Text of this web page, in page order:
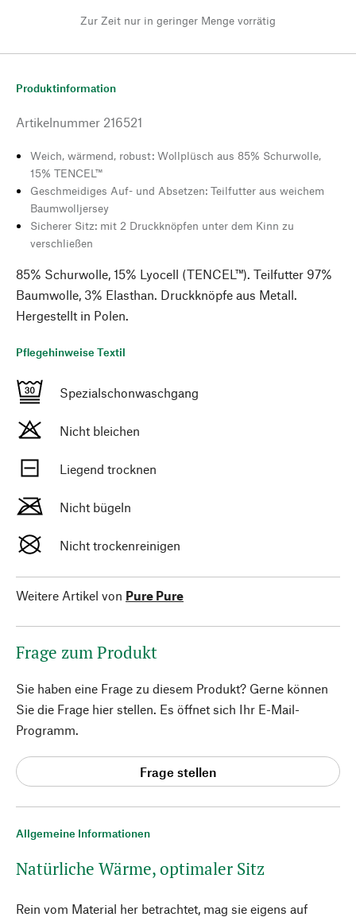
Zur Zeit nur in geringer Menge vorrätig
Allgemeine Informationen
Natürliche Wärme, optimaler Sitz
Rein vom Material her betrachtet, mag sie eigens auf
Produktinformation
Artikelnummer 216521
Weich, wärmend, robust: Wollplüsch aus 85% Schurwolle,
15% TENCEL™
Geschmeidiges Auf- und Absetzen: Teilfutter aus weichem
Baumwolljersey
Sicherer Sitz: mit 2 Druckknöpfen unter dem Kinn zu
verschließen
85% Schurwolle, 15% Lyocell (TENCEL™). Teilfutter 97%
Baumwolle, 3% Elasthan. Druckknöpfe aus Metall.
Hergestellt in Polen.
Pflegehinweise Textil
Spezialschonwaschgang
Nicht bleichen
Liegend trocknen
Nicht bügeln
Nicht trockenreinigen
Weitere Artikel von Pure Pure
Frage zum Produkt
Sie haben eine Frage zu diesem Produkt? Gerne können
Sie die Frage hier stellen. Es öffnet sich Ihr E-Mail-
Programm.
Frage stellen